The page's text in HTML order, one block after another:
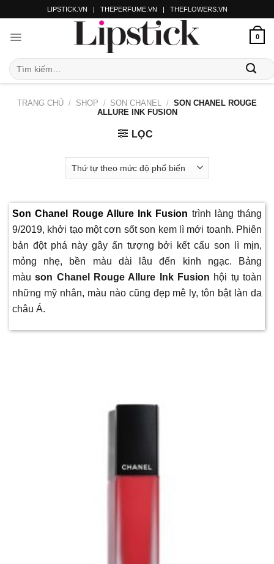
LIPSTICK.VN | THEPERFUME.VN | THEFLOWERS.VN
0
TRANG CHỦ / SHOP / SON CHANEL / SON CHANEL ROUGE
ALLURE INK FUSION
LỌC
Son Chanel Rouge Allure Ink Fusion trình làng tháng
9/2019, khởi tạo một cơn sốt son kem lì mới toanh. Phiên
bản đột phá này gây ấn tượng bởi kết cấu son lì mịn,
mỏng nhẹ, bền màu dài lâu đến kinh ngạc. Bảng
màuson Chanel Rouge Allure Ink Fusion hội tụ toàn
những mỹ nhân, màu nào cũng đẹp mê ly, tôn bật làn da
châu Á.